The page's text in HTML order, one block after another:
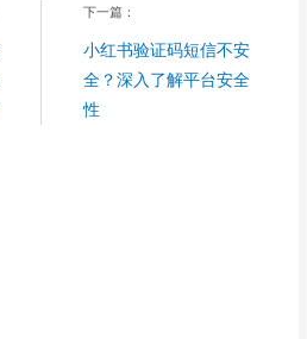
下一篇：
小红书验证码短信不安
全？深入了解平台安全
性